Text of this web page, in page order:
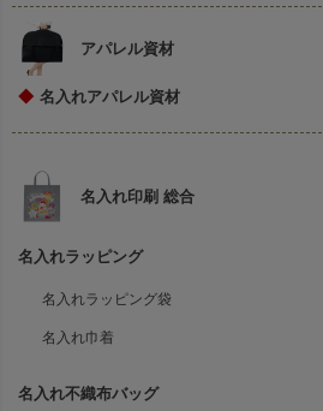
アパレル資材
◆ 名入れアパレル資材
名入れ印刷 総合
名入れラッピング
名入れラッピング袋
名入れ巾着
名入れ不織布バッグ